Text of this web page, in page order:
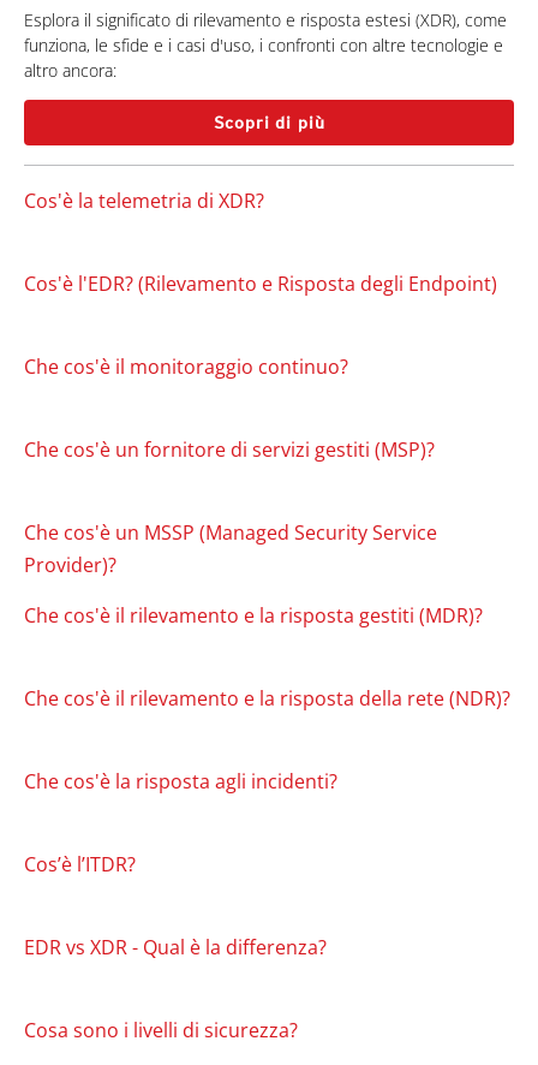
Esplora il significato di rilevamento e risposta estesi (XDR), come
funziona, le sfide e i casi d'uso, i confronti con altre tecnologie e
altro ancora:
Scopri di più
Cos'è la telemetria di XDR?
Cos'è l'EDR? (Rilevamento e Risposta degli Endpoint)
Che cos'è il monitoraggio continuo?
Che cos'è un fornitore di servizi gestiti (MSP)?
Che cos'è un MSSP (Managed Security Service
Provider)?
Che cos'è il rilevamento e la risposta gestiti (MDR)?
Che cos'è il rilevamento e la risposta della rete (NDR)?
Che cos'è la risposta agli incidenti?
Cos’è l’ITDR?
EDR vs XDR - Qual è la differenza?
Cosa sono i livelli di sicurezza?